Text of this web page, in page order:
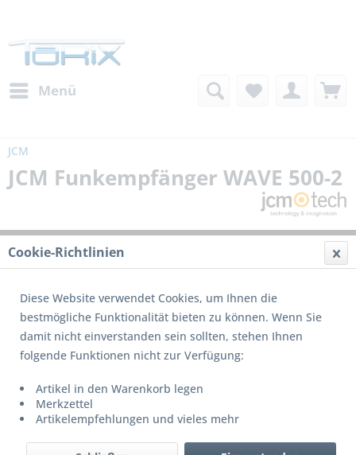
Menü
JCM
JCM Funkempfänger WAVE 500-2
Cookie-Richtlinien
Diese Website verwendet Cookies, um Ihnen die
bestmögliche Funktionalität bieten zu können. Wenn Sie
damit nicht einverstanden sein sollten, stehen Ihnen
folgende Funktionen nicht zur Verfügung:
Artikel in den Warenkorb legen
Merkzettel
Artikelempfehlungen und vieles mehr